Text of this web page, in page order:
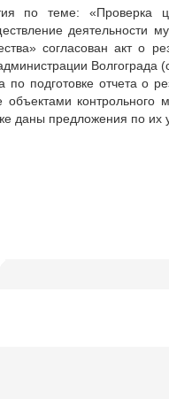
по теме: «Проверка
деятельности
согласован акт о
Волгограда
подготовке отчета о
контрольного
даны предложения по их